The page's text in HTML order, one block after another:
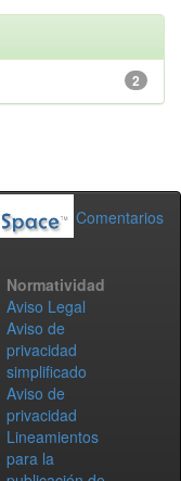
2
Comentarios
Normatividad
Aviso Legal
Aviso de
privacidad
simplificado
Aviso de
privacidad
Lineamientos
para la